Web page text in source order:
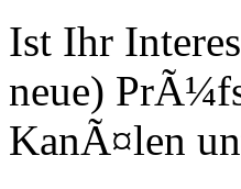
Ist Ihr
neue)
KanÃ¤len